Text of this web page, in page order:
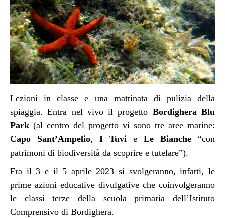
Lezioni in classe e una mattinata di pulizia della
spiaggia. Entra nel vivo il progetto Bordighera Blu
Park (al centro del progetto vi sono tre aree marine:
Capo Sant’Ampelio, I Tuvi e Le Bianche “con
patrimoni di biodiversità da scoprire e tutelare”).
Fra il 3 e il 5 aprile 2023 si svolgeranno, infatti, le
prime azioni educative divulgative che coinvolgeranno
le classi terze della scuola primaria dell’Istituto
Comprensivo di Bordighera.